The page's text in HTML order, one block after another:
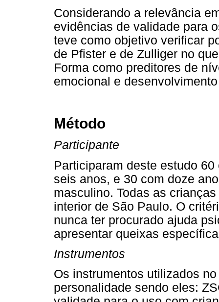
Considerando a relevância
evidências de validade para
teve como objetivo verificar
de Pfister e de Zulliger no
Forma como preditores de
emocional e
Método
Participante
Participaram deste estudo
seis anos, e 30 com doze
masculino. Todas as
interior de São Paulo. O
nunca ter procurado ajuda
apresentar queixas
Instrumentos
Os instrumentos utilizados
personalidade sendo eles: